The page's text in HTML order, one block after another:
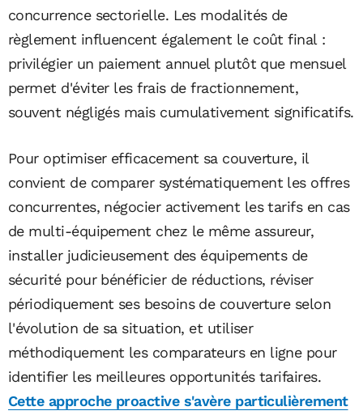
concurrence sectorielle. Les modalités de
règlement influencent également le coût final :
privilégier un paiement annuel plutôt que mensuel
permet d'éviter les frais de fractionnement,
souvent négligés mais cumulativement significatifs.
Pour optimiser efficacement sa couverture, il
convient de comparer systématiquement les offres
concurrentes, négocier activement les tarifs en cas
de multi-équipement chez le même assureur,
installer judicieusement des équipements de
sécurité pour bénéficier de réductions, réviser
périodiquement ses besoins de couverture selon
l'évolution de sa situation, et utiliser
méthodiquement les comparateurs en ligne pour
identifier les meilleures opportunités tarifaires.
Cette approche proactive s'avère particulièrement